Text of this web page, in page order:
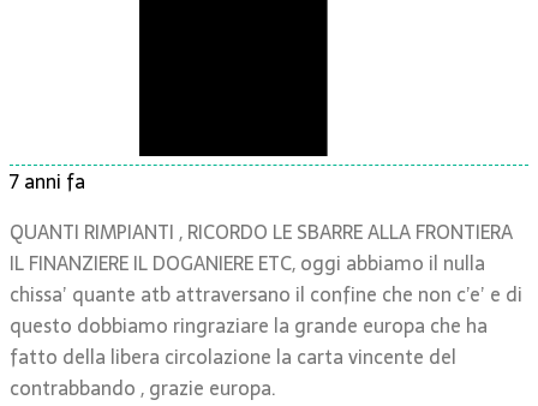
7 anni fa
QUANTI RIMPIANTI , RICORDO LE SBARRE ALLA FRONTIERA
IL FINANZIERE IL DOGANIERE ETC, oggi abbiamo il nulla
chissa’ quante atb attraversano il confine che non c’e’ e di
questo dobbiamo ringraziare la grande europa che ha
fatto della libera circolazione la carta vincente del
contrabbando , grazie europa.